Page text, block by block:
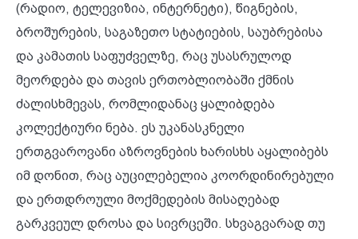
(რადიო, ტელევიზია, ინტერნეტი), წიგნების,
ბროშურების, საგაზეთო სტატიების, საუბრებისა
და კამათის საფუძველზე, რაც უსასრულოდ
მეორდება და თავის ერთობლიობაში ქმნის
ძალისხმევას, რომლიდანაც ყალიბდება
კოლექტიური ნება. ეს უკანასკნელი
ერთგვაროვანი აზროვნების ხარისხს აყალიბებს
იმ დონით, რაც აუცილებელია კოორდინირებული
და ერთდროული მოქმედების მისაღებად
გარკვეულ დროსა და სივრცეში. სხვაგვარად თუ